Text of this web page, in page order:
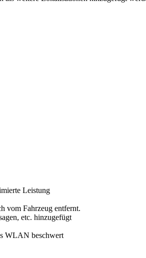
Leistung
vom Fahrzeug entfernt.
etc. hinzugefügt
WLAN beschwert